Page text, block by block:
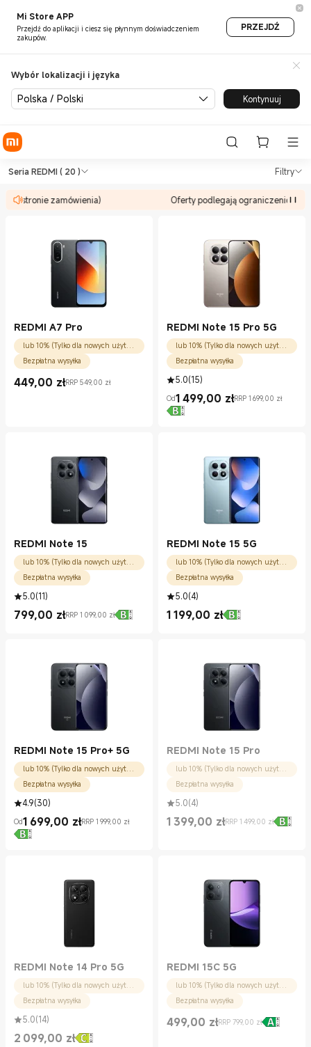
Mi Store APP
Przejdź do aplikacji i ciesz się płynnym doświadczeniem
zakupów.
PRZEJDŹ
Wybór lokalizacji i języka
Polska / Polski Kontynuuj
Shop Smartfony Seria
Seria REDMI ( 20 ) Filtry
na stronie zamówienia) Oferty podlegają ograniczeniom
Shop Smartfony Seria REDMI in
REDMI A7 Pro
lub 10% (Tylko dla nowych użytkowników)
Bezpłatna wysyłka
449,00 zł
Current Price zł449.00
RRP 549,00 zł
Cena rynkowa 549,00 zł
REDMI Note 15 Pro 5G
lub 10% (Tylko dla nowych użytkowników)
Bezpłatna wysyłka
5.0(15)
Od1 499,00 zł
Current Price zł1499.00
RRP 1 699,00 zł
Cena rynkowa 1 699,00 zł
REDMI Note 15
lub 10% (Tylko dla nowych użytkowników)
Bezpłatna wysyłka
5.0(11)
799,00 zł
Current Price zł799.00RRP 1 099,00 zł
Cena rynkowa 1 099,00 zł
REDMI Note 15 5G
lub 10% (Tylko dla nowych użytkowników)
Bezpłatna wysyłka
5.0(4)
1 199,00 zł
Current Price zł1199.00
REDMI Note 15 Pro+ 5G
lub 10% (Tylko dla nowych użytkowników)
Bezpłatna wysyłka
4.9(30)
Od1 699,00 zł
Current Price zł1699.00
RRP 1 999,00 zł
Cena rynkowa 1 999,00 zł
REDMI Note 15 Pro
lub 10% (Tylko dla nowych użytkowników)
Bezpłatna wysyłka
5.0(4)
1 399,00 zł
Current Price zł1399.00RRP 1 499,00 zł
Cena rynkowa 1 499,00 zł
REDMI Note 14 Pro 5G
lub 10% (Tylko dla nowych użytkowników)
Bezpłatna wysyłka
5.0(14)
2 099,00 zł
Current Price zł2099.00
REDMI 15C 5G
lub 10% (Tylko dla nowych użytkowników)
Bezpłatna wysyłka
499,00 zł
Current Price zł499.00
RRP 799,00 zł
Cena rynkowa 799,00 zł